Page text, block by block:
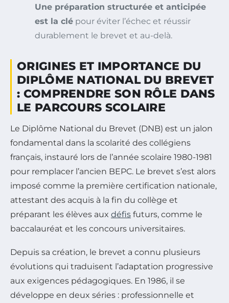
Une préparation structurée et anticipée
est la clé pour éviter l’échec et réussir
durablement le brevet et au-delà.
ORIGINES ET IMPORTANCE DU
DIPLÔME NATIONAL DU BREVET
: COMPRENDRE SON RÔLE DANS
LE PARCOURS SCOLAIRE
Le Diplôme National du Brevet (DNB) est un jalon
fondamental dans la scolarité des collégiens
français, instauré lors de l’année scolaire 1980-1981
pour remplacer l’ancien BEPC. Le brevet s’est alors
imposé comme la première certification nationale,
attestant des acquis à la fin du collège et
préparant les élèves aux défis futurs, comme le
baccalauréat et les concours universitaires.
Depuis sa création, le brevet a connu plusieurs
évolutions qui traduisent l’adaptation progressive
aux exigences pédagogiques. En 1986, il se
développe en deux séries : professionnelle et